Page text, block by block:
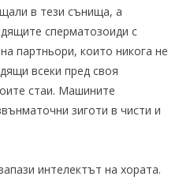
в тези сънища, а
сперматозоиди с
партньори, които никога не
всеки пред своя
стаи. Машините
зиготи в чисти и
интелектът на хората.